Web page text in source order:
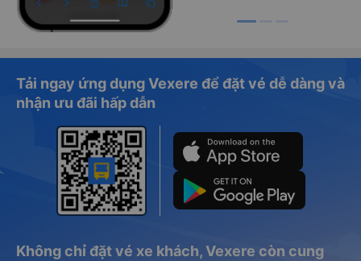
Tải ngay ứng dụng Vexere để đặt vé dễ dàng và
nhận ưu đãi hấp dẫn
Không chỉ đặt vé xe khách, Vexere còn cung